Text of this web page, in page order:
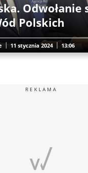
Odwołanie
Polskich
11 stycznia 2024 13:06
REKLAMA